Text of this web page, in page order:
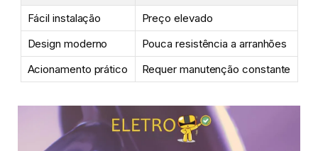
Fácil instalação
Preço elevado
Design moderno
Pouca resistência a arranhões
Acionamento prático
Requer manutenção constante